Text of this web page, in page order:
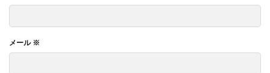
メール ※